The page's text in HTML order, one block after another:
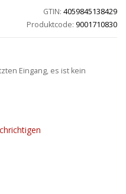
GTIN: 4059845138429
Produktcode: 9001710830
Eingang, es ist kein